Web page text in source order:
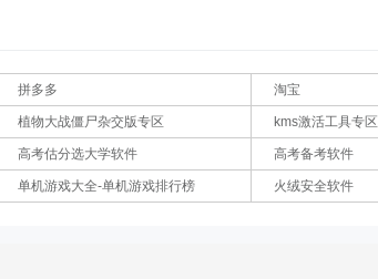
拼多多 淘宝
植物大战僵尸杂交版专区 kms激活工具专区
高考估分选大学软件 高考备考软件
单机游戏大全-单机游戏排行榜 火绒安全软件